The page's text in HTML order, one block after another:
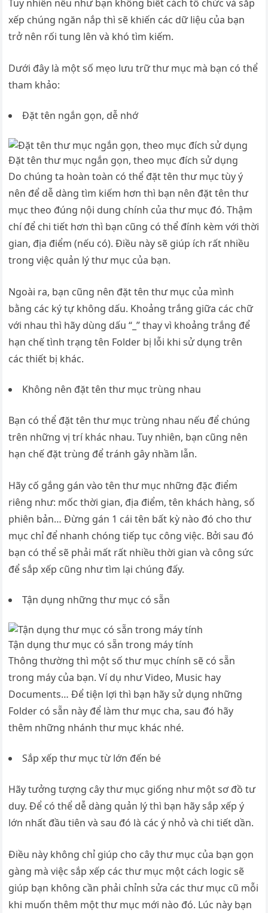
Tuy nhiên nếu như bạn không biết cách tổ chức và sắp
xếp chúng ngăn nắp thì sẽ khiến các dữ liệu của bạn
trở nên rối tung lên và khó tìm kiếm.
Dưới đây là một số mẹo lưu trữ thư mục mà bạn có thể
tham khảo:
Đặt tên ngắn gọn, dễ nhớ
Đặt tên thư mục ngắn gọn, theo mục đích sử dụng
Do chúng ta hoàn toàn có thể đặt tên thư mục tùy ý
nên để dễ dàng tìm kiếm hơn thì bạn nên đặt tên thư
mục theo đúng nội dung chính của thư mục đó. Thậm
chí để chi tiết hơn thì bạn cũng có thể đính kèm với thời
gian, địa điểm (nếu có). Điều này sẽ giúp ích rất nhiều
trong việc quản lý thư mục của bạn.
Ngoài ra, bạn cũng nên đặt tên thư mục của mình
bằng các ký tự không dấu. Khoảng trắng giữa các chữ
với nhau thì hãy dùng dấu “_” thay vì khoảng trắng để
hạn chế tình trạng tên Folder bị lỗi khi sử dụng trên
các thiết bị khác.
Không nên đặt tên thư mục trùng nhau
Bạn có thể đặt tên thư mục trùng nhau nếu để chúng
trên những vị trí khác nhau. Tuy nhiên, bạn cũng nên
hạn chế đặt trùng để tránh gây nhầm lẫn.
Hãy cố gắng gán vào tên thư mục những đặc điểm
riêng như: mốc thời gian, địa điểm, tên khách hàng, số
phiên bản… Đừng gán 1 cái tên bất kỳ nào đó cho thư
mục chỉ để nhanh chóng tiếp tục công việc. Bởi sau đó
bạn có thể sẽ phải mất rất nhiều thời gian và công sức
để sắp xếp cũng như tìm lại chúng đấy.
Tận dụng những thư mục có sẵn
Tận dụng thư mục có sẵn trong máy tính
Thông thường thì một số thư mục chính sẽ có sẵn
trong máy của bạn. Ví dụ như Video, Music hay
Documents… Để tiện lợi thì bạn hãy sử dụng những
Folder có sẵn này để làm thư mục cha, sau đó hãy
thêm những nhánh thư mục khác nhé.
Sắp xếp thư mục từ lớn đến bé
Hãy tưởng tượng cây thư mục giống như một sơ đồ tư
duy. Để có thể dễ dàng quản lý thì bạn hãy sắp xếp ý
lớn nhất đầu tiên và sau đó là các ý nhỏ và chi tiết dần.
Điều này không chỉ giúp cho cây thư mục của bạn gọn
gàng mà việc sắp xếp các thư mục một cách logic sẽ
giúp bạn không cần phải chỉnh sửa các thư mục cũ mỗi
khi muốn thêm một thư mục mới nào đó. Lúc này bạn